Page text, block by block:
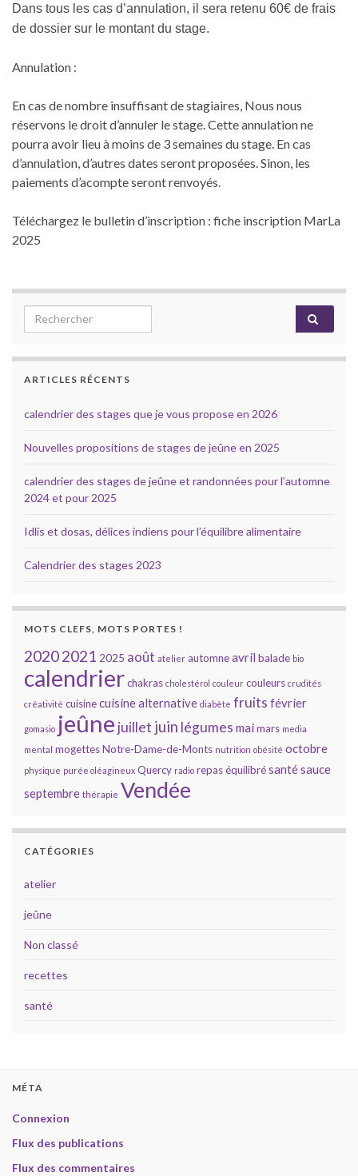
Dans tous les cas d’annulation, il sera retenu 60€ de frais
de dossier sur le montant du stage.
Annulation :
En cas de nombre insuffisant de stagiaires, Nous nous
réservons le droit d’annuler le stage. Cette annulation ne
pourra avoir lieu à moins de 3 semaines du stage. En cas
d’annulation, d’autres dates seront proposées. Sinon, les
paiements d’acompte seront renvoyés.
Téléchargez le bulletin d’inscription : fiche inscription MarLa
2025
Search for:
ARTICLES RÉCENTS
calendrier des stages que je vous propose en 2026
Nouvelles propositions de stages de jeûne en 2025
calendrier des stages de jeûne et randonnées pour l’automne
2024 et pour 2025
Idlis et dosas, délices indiens pour l’équilibre alimentaire
Calendrier des stages 2023
MOTS CLEFS, MOTS PORTES !
20202021 2025 août atelier automneavril balade bio
calendrierchakras cholestérol couleur couleurs crudités
créativité cuisinecuisine alternative diabète fruits février
gomasio jeûne juillet juin légumes maimars media
mental mogettesNotre-Dame-de-Monts nutrition obésité octobre
physique purée oléagineux Quercy radio repas équilibrésantésauce
septembre thérapie Vendée
CATÉGORIES
atelier
jeûne
Non classé
recettes
santé
MÉTA
Connexion
Flux des publications
Flux des commentaires